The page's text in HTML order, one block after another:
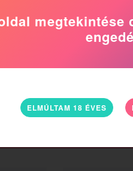
megtekintése
ELMÚLTAM 18 ÉVES